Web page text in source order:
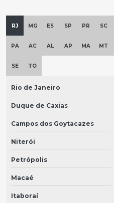
RJ MG ES SP PR SC
PA AC AL AP MA MT
SE TO
Rio de Janeiro
Duque de Caxias
Campos dos Goytacazes
Niterói
Petrópolis
Macaé
Itaboraí